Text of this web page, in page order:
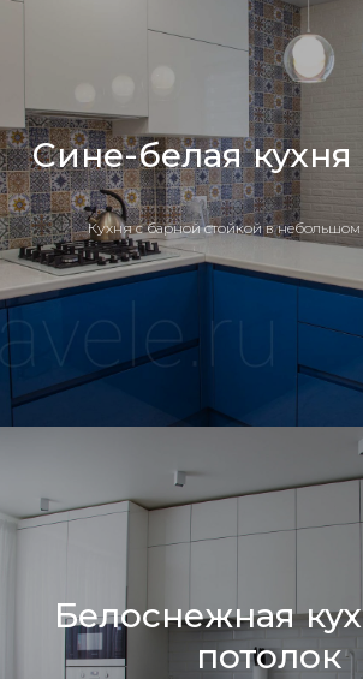
Сине-белая
Кухня с барной стойкой в
Белоснежная
потолок